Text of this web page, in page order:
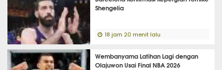
Shengelia
18 jam 20 menit lalu
Wembanyama Latihan Lagi dengan
Olajuwon Usai Final NBA 2026